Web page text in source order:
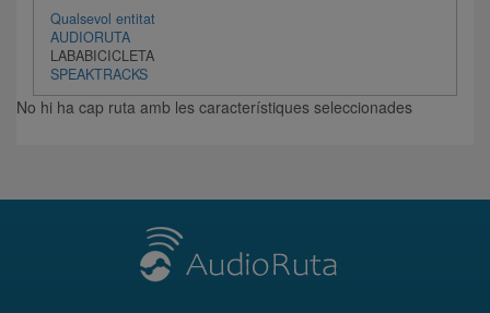
Qualsevol entitat
AUDIORUTA
LABABICICLETA
SPEAKTRACKS
No hi ha cap ruta amb les característiques seleccionades